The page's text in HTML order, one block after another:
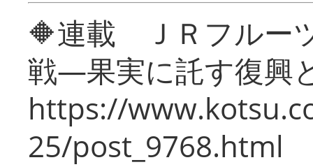
🔶連載 ＪＲフルー
戦―果実に託す復興
https://
25/post_9768.html